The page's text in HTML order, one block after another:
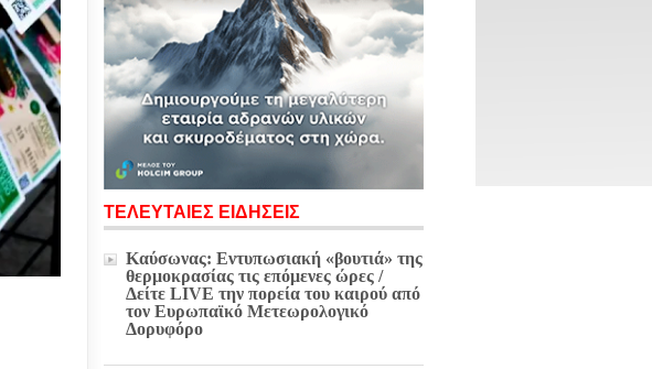
ΤΕΛΕΥΤΑΙΕΣ ΕΙΔΗΣΕΙΣ
Καύσωνας: Εντυπωσιακή «βουτιά» της
θερμοκρασίας τις επόμενες ώρες /
Δείτε LIVE την πορεία του καιρού από
τον Ευρωπαϊκό Μετεωρολογικό
Δορυφόρο